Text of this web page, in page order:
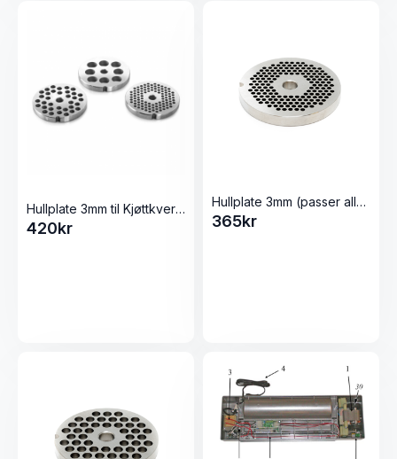
Hullplate 3mm til Kjøttkvern 22 Elegant/Inox fra Tre Spade
420kr
Hullplate 3mm (passer alle våre 22 kjøttkverner)
365kr